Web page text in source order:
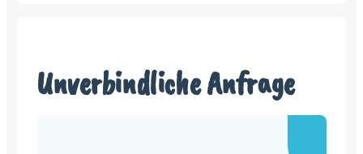
Unverbindliche Anfrage